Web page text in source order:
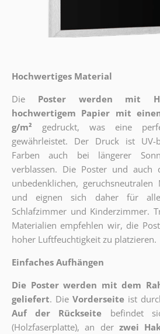
Hochwertiges Material
Die
Poster werden mit
hochwertigem Papier mit
g/m²
gedruckt, was eine
gewährleistet. Der Druck ist UV-
Farben auch bei längerer
verblassen. Die Poster und auch
unbedenklichen, geruchsneutralen
und eignen sich daher für
Schlafzimmer und Kinderzimmer.
Materialien empfehlen wir, die
hoher Luftfeuchtigkeit zu platzieren.
Einfaches Aufhängen
Die Poster werden mit dem
geliefert. Die Vorderseite ist
Auf der Rückseite
befindet
(Holzfaserplatte), an der zwei